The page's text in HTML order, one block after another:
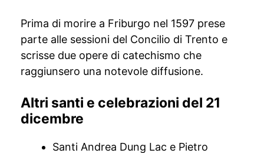
Prima di morire a Friburgo nel 1597 prese
parte alle sessioni del Concilio di Trento e
scrisse due opere di catechismo che
raggiunsero una notevole diffusione.
Altri santi e celebrazioni del 21
dicembre
Santi Andrea Dung Lac e Pietro